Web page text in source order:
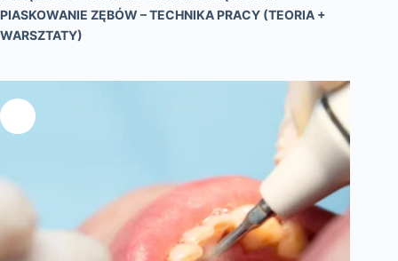
PIASKOWANIE ZĘBÓW – TECHNIKA PRACY (TEORIA +
WARSZTATY)